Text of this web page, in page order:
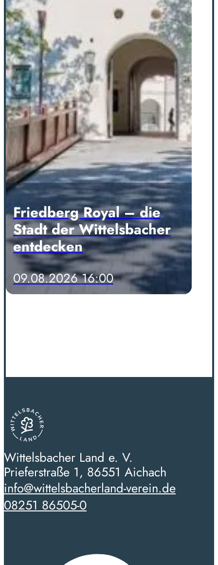
Friedberg Royal – die
Stadt der Wittelsbacher
entdecken
09.08.2026 16:00
Wittelsbacher Land e. V.
Prieferstraße 1, 86551 Aichach
info@wittelsbacherland-verein.de
08251 86505-0